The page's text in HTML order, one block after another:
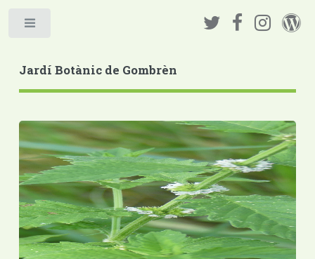
Jardí Botànic de Gombrèn